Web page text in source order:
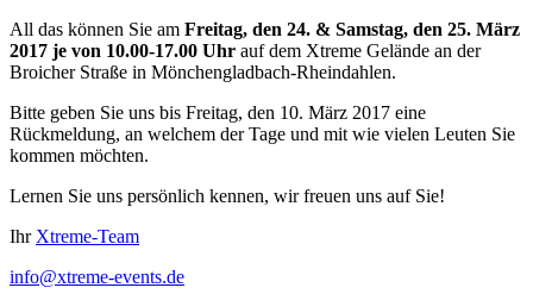
All das können Sie am Freitag, den 24. & Samstag, den 25. März
2017 je von 10.00-17.00 Uhr auf dem Xtreme Gelände an der
Broicher Straße in Mönchengladbach-Rheindahlen.
Bitte geben Sie uns bis Freitag, den 10. März 2017 eine
Rückmeldung, an welchem der Tage und mit wie vielen Leuten Sie
kommen möchten.
Lernen Sie uns persönlich kennen, wir freuen uns auf Sie!
Ihr Xtreme-Team
info@xtreme-events.de